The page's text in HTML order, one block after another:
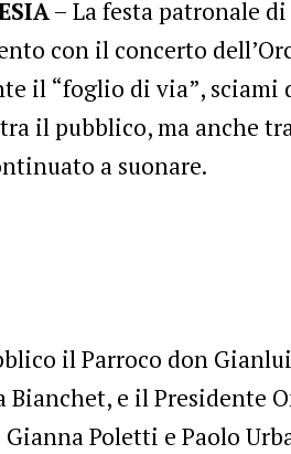
– La festa patronale
con il concerto
il “foglio di via”,
il pubblico, ma anche
a suonare.
il Parroco don
Bianchet, e il Presidente
Gianna Poletti e Paolo